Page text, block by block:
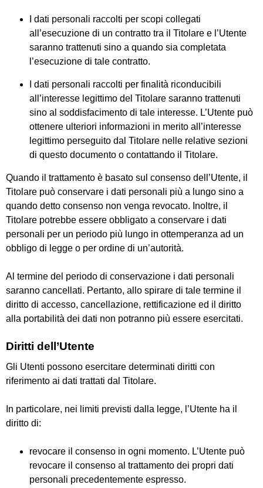
I dati personali raccolti per scopi collegati
all’esecuzione di un contratto tra il Titolare e l’Utente
saranno trattenuti sino a quando sia completata
l’esecuzione di tale contratto.
I dati personali raccolti per finalità riconducibili
all’interesse legittimo del Titolare saranno trattenuti
sino al soddisfacimento di tale interesse. L’Utente può
ottenere ulteriori informazioni in merito all’interesse
legittimo perseguito dal Titolare nelle relative sezioni
di questo documento o contattando il Titolare.
Quando il trattamento è basato sul consenso dell’Utente, il
Titolare può conservare i dati personali più a lungo sino a
quando detto consenso non venga revocato. Inoltre, il
Titolare potrebbe essere obbligato a conservare i dati
personali per un periodo più lungo in ottemperanza ad un
obbligo di legge o per ordine di un’autorità.
Al termine del periodo di conservazione i dati personali
saranno cancellati. Pertanto, allo spirare di tale termine il
diritto di accesso, cancellazione, rettificazione ed il diritto
alla portabilità dei dati non potranno più essere esercitati.
Diritti dell’Utente
Gli Utenti possono esercitare determinati diritti con
riferimento ai dati trattati dal Titolare.
In particolare, nei limiti previsti dalla legge, l’Utente ha il
diritto di:
revocare il consenso in ogni momento. L’Utente può
revocare il consenso al trattamento dei propri dati
personali precedentemente espresso.